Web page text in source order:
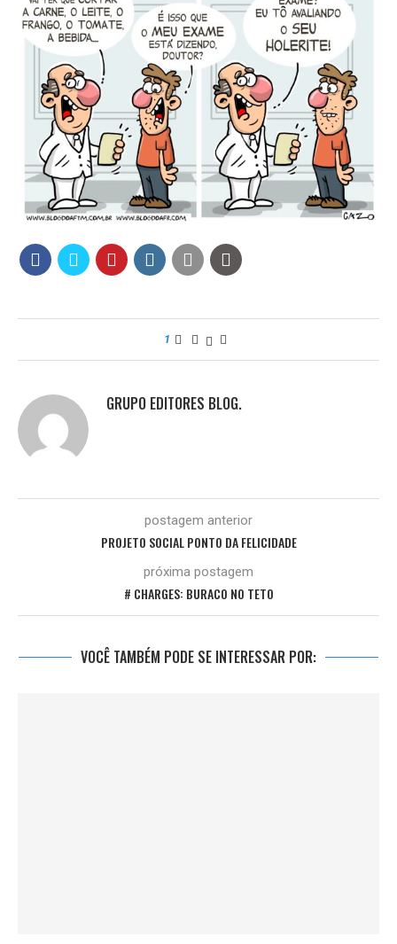
1
GRUPO EDITORES BLOG.
postagem anterior
PROJETO SOCIAL PONTO DA FELICIDADE
próxima postagem
# CHARGES: BURACO NO TETO
VOCÊ TAMBÉM PODE SE INTERESSAR POR: